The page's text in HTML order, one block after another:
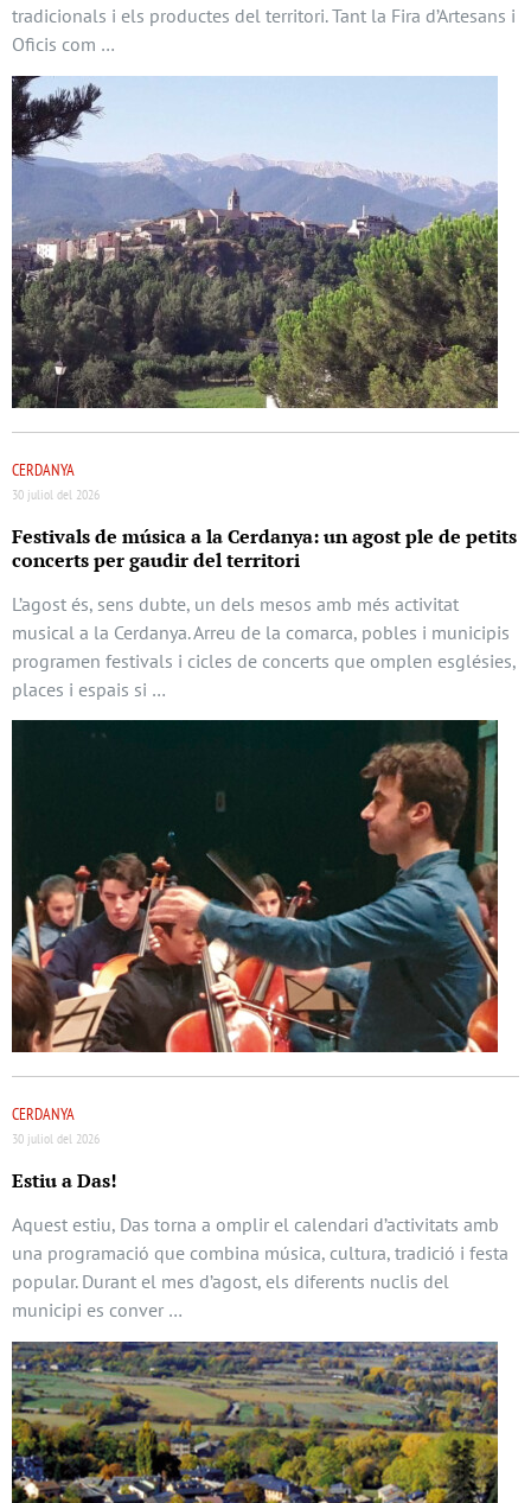
tradicionals i els productes del territori. Tant la Fira d’Artesans i
Oficis com …
CERDANYA
30 juliol del 2026
Festivals de música a la Cerdanya: un agost ple de petits
concerts per gaudir del territori
L’agost és, sens dubte, un dels mesos amb més activitat
musical a la Cerdanya. Arreu de la comarca, pobles i municipis
programen festivals i cicles de concerts que omplen esglésies,
places i espais si …
CERDANYA
30 juliol del 2026
Estiu a Das!
Aquest estiu, Das torna a omplir el calendari d’activitats amb
una programació que combina música, cultura, tradició i festa
popular. Durant el mes d’agost, els diferents nuclis del
municipi es conver …